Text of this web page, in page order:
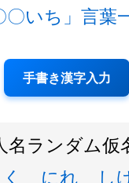
〇いち」言葉
手書き漢字入力
名ランダム仮
にれ
し